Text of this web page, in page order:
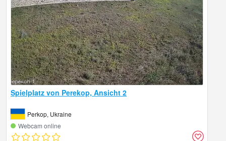
Spielplatz von Perekop, Ansicht 2
Perkop, Ukraine
Webcam online